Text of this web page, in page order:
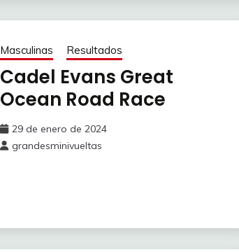
Masculinas Resultados
Cadel Evans Great
Ocean Road Race
29 de enero de 2024
grandesminivueltas